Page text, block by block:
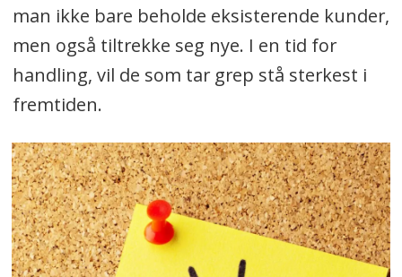
man ikke bare beholde eksisterende kunder,
men også tiltrekke seg nye. I en tid for
handling, vil de som tar grep stå sterkest i
fremtiden.